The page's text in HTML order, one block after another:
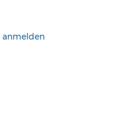
anmelden